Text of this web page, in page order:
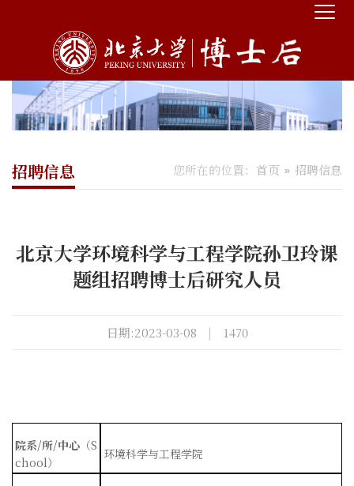
您所在的位置： 首页 招聘信息
招聘信息
北京大学环境科学与工程学院孙卫玲课
题组招聘博士后研究人员
日期:2023-03-08 | 1470
院系/所/中心 （S
chool）
环境科学与工程学院